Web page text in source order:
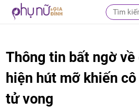
Thông tin bất ngờ
hiện hút mỡ khiến
tử vong